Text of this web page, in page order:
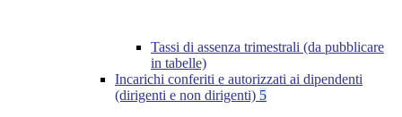
Tassi di assenza trimestrali (da pubblicare
in tabelle)
Incarichi conferiti e autorizzati ai dipendenti
(dirigenti e non dirigenti) 5